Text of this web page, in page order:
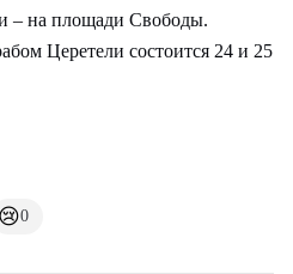
– на площади Свободы.
Церетели состоится 24 и 25
😢0